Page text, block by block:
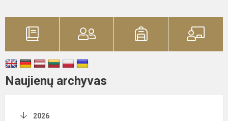
Naujienų archyvas
2026